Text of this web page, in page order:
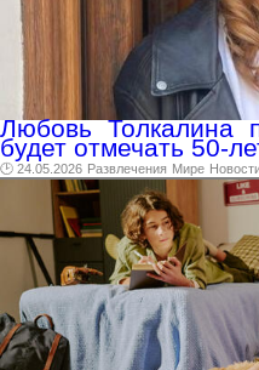
Любовь Толкалина
будет отмечать 50-
🕑 24.05.2026 Развлечения Мире